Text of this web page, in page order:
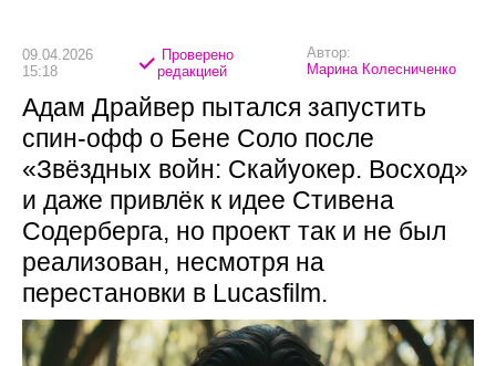
09.04.2026
15:18
Проверено
редакцией
Автор:
Марина Колесниченко
Адам Драйвер пытался запустить
спин‑офф о Бене Соло после
«Звёздных войн: Скайуокер. Восход»
и даже привлёк к идее Стивена
Содерберга, но проект так и не был
реализован, несмотря на
перестановки в Lucasfilm.